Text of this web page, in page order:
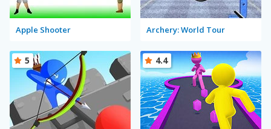
Apple Shooter Archery: World Tour
5 4.4